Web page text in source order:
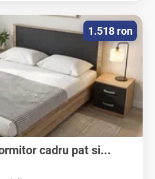
cadru pat si...
1.518 ron